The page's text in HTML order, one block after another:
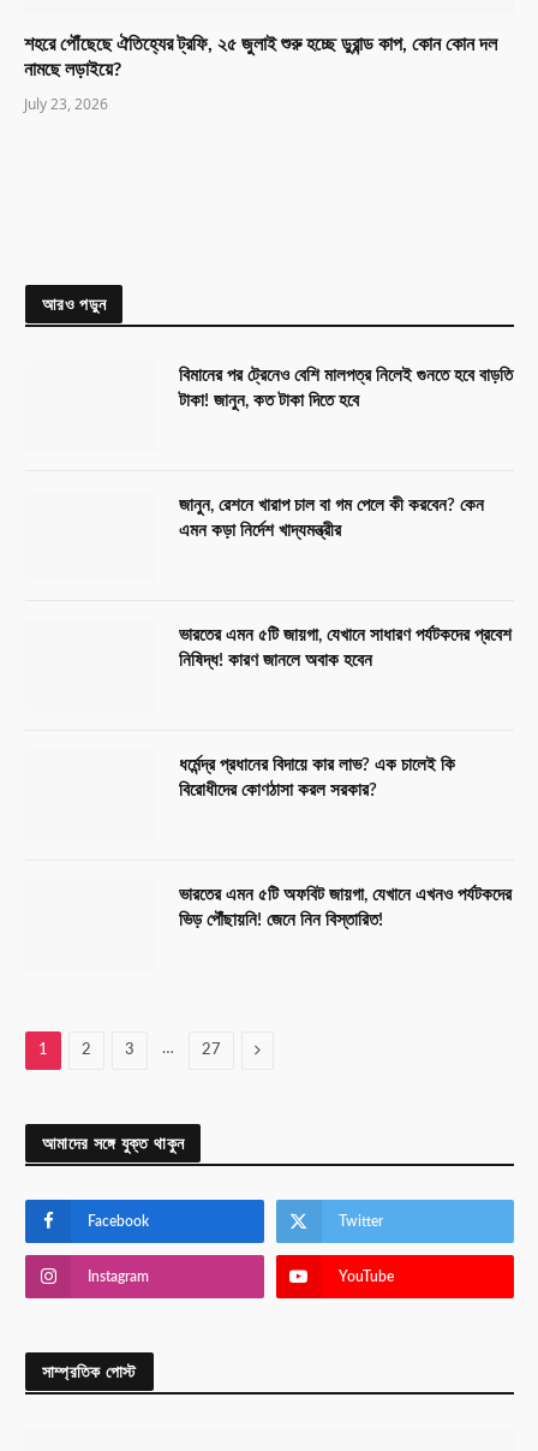
শহরে পৌঁছেছে ঐতিহ্যের ট্রফি, ২৫ জুলাই শুরু হচ্ছে ডুরান্ড কাপ, কোন কোন দল
নামছে লড়াইয়ে?
July 23, 2026
আরও পড়ুন
বিমানের পর ট্রেনেও বেশি মালপত্র নিলেই গুনতে হবে বাড়তি
টাকা! জানুন, কত টাকা দিতে হবে
জানুন, রেশনে খারাপ চাল বা গম পেলে কী করবেন? কেন
এমন কড়া নির্দেশ খাদ্যমন্ত্রীর
ভারতের এমন ৫টি জায়গা, যেখানে সাধারণ পর্যটকদের প্রবেশ
নিষিদ্ধ! কারণ জানলে অবাক হবেন
ধর্মেন্দ্র প্রধানের বিদায়ে কার লাভ? এক চালেই কি
বিরোধীদের কোণঠাসা করল সরকার?
ভারতের এমন ৫টি অফবিট জায়গা, যেখানে এখনও পর্যটকদের
ভিড় পৌঁছায়নি! জেনে নিন বিস্তারিত!
1 2 3 … 27 Next
আমাদের সঙ্গে যুক্ত থাকুন
Facebook Twitter
Instagram YouTube
সাম্প্রতিক পোস্ট